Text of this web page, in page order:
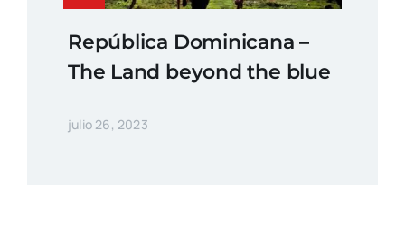
República Dominicana –
The Land beyond the blue
julio 26, 2023